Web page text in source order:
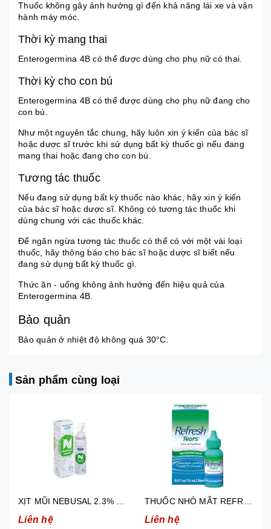
Thuốc không gây ảnh hưởng gì đến khả năng lái xe và vận
hành máy móc.
Thời kỳ mang thai
Enterogermina 4B có thể được dùng cho phụ nữ có thai.
Thời kỳ cho con bú
Enterogermina 4B có thể được dùng cho phụ nữ đang cho
con bú.
Như một nguyên tắc chung, hãy luôn xin ý kiến của bác sĩ
hoặc dược sĩ trước khi sử dụng bất kỳ thuốc gì nếu đang
mang thai hoặc đang cho con bú.
Tương tác thuốc
Nếu đang sử dụng bất kỳ thuốc nào khác, hãy xin ý kiến
của bác sĩ hoặc dược sĩ. Không có tương tác thuốc khi
dùng chung với các thuốc khác.
Để ngăn ngừa tương tác thuốc có thể có với một vài loại
thuốc, hãy thông báo cho bác sĩ hoặc dược sĩ biết nếu
đang sử dụng bất kỳ thuốc gì.
Thức ăn - uống không ảnh hưởng đến hiệu quả của
Enterogermina 4B.
Bảo quản
Bảo quản ở nhiệt độ không quá 30°C.
Sản phẩm cùng loại
Liên hệ Liên hệ